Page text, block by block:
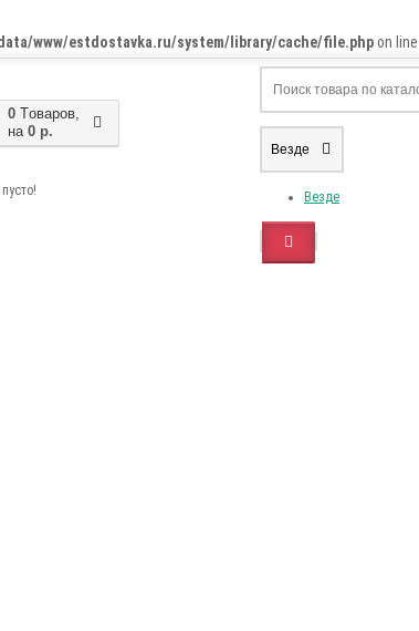
www/estdostavka.ru/system/library/cache/file.phpon line
0 Tоваров,
на 0 р.
Везде
Везде